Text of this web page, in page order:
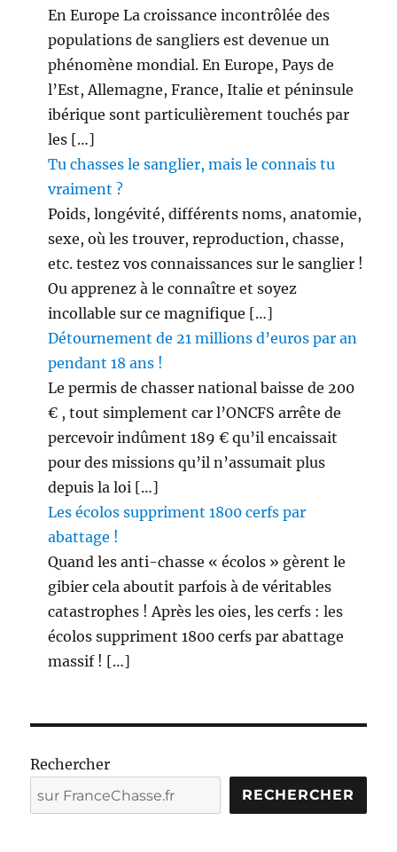
En Europe La croissance incontrôlée des
populations de sangliers est devenue un
phénomène mondial. En Europe, Pays de
l’Est, Allemagne, France, Italie et péninsule
ibérique sont particulièrement touchés par
les […]
Tu chasses le sanglier, mais le connais tu
vraiment ?
Poids, longévité, différents noms, anatomie,
sexe, où les trouver, reproduction, chasse,
etc. testez vos connaissances sur le sanglier !
Ou apprenez à le connaître et soyez
incollable sur ce magnifique […]
Détournement de 21 millions d’euros par an
pendant 18 ans !
Le permis de chasser national baisse de 200
€ , tout simplement car l’ONCFS arrête de
percevoir indûment 189 € qu’il encaissait
pour des missions qu’il n’assumait plus
depuis la loi […]
Les écolos suppriment 1800 cerfs par
abattage !
Quand les anti-chasse « écolos » gèrent le
gibier cela aboutit parfois à de véritables
catastrophes ! Après les oies, les cerfs : les
écolos suppriment 1800 cerfs par abattage
massif ! […]
Rechercher
RECHERCHER